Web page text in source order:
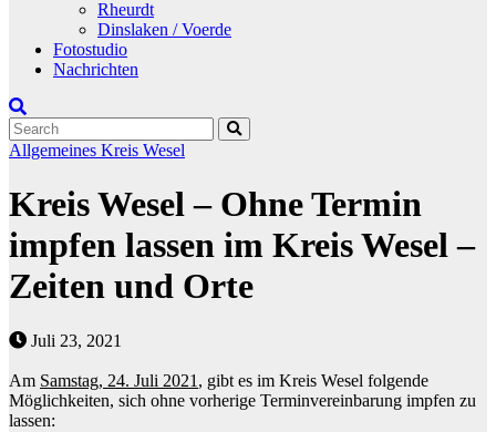
Rheurdt
Dinslaken / Voerde
Fotostudio
Nachrichten
Allgemeines Kreis Wesel
Kreis Wesel – Ohne Termin
impfen lassen im Kreis Wesel –
Zeiten und Orte
Juli 23, 2021
Am Samstag, 24. Juli 2021 , gibt es im Kreis Wesel folgende
Möglichkeiten, sich ohne vorherige Terminvereinbarung impfen zu
lassen: